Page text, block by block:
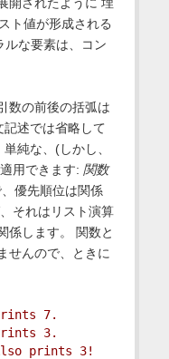
ト値が形成される
ルな要素は、コン
数の前後の括弧は
述では省略して
純な、(しかし、
用できます: 関数
優先順位は関係
それはリスト演算
係します。 関数と
せんので、ときに
7.
3.
prints 3!